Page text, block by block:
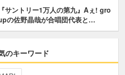
『サントリー1万人の第九』Aぇ! gro
の佐野晶哉が合唱団代表と…
のキーワード